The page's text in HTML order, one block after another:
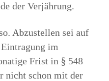
der Verjährung.
Abzustellen sei auf
im
Frist in § 548
nicht schon mit der